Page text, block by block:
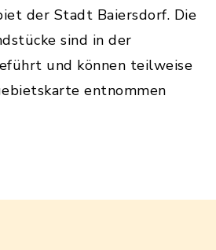
der Stadt Baiersdorf. Die
sind in der
und können teilweise
entnommen